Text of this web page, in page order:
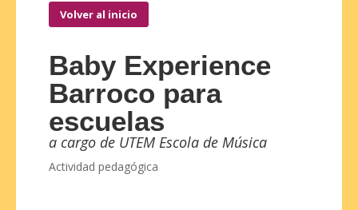
Volver al inicio
Baby Experience
Barroco para
escuelas
a cargo de UTEM Escola de Música
Actividad pedagógica